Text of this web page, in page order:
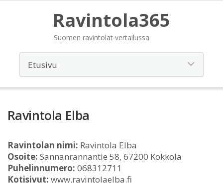
Ravintola365
Suomen ravintolat vertailussa
Ravintola Elba
Ravintolan nimi: Ravintola Elba
Osoite: Sannanrannantie 58, 67200 Kokkola
Puhelinnumero: 068312711
Kotisivut: www.ravintolaelba.fi